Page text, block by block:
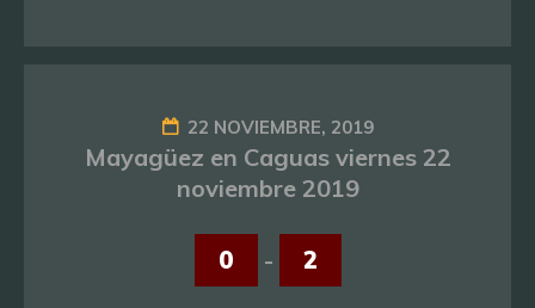
22 NOVIEMBRE, 2019
Mayagüez en Caguas viernes 22
noviembre 2019
0 - 2